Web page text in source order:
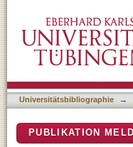
Universitätsbibliographie →
PUBLIKATION